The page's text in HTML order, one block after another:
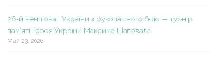
26-й Чемпіонат України з рукопашного бою — турнір
пам’яті Героя України Максима Шаповала.
Май 23, 2026